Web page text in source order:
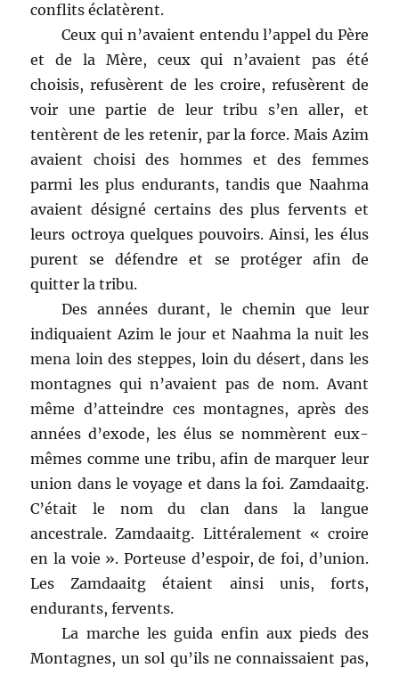
conflits éclatèrent.
Ceux qui n’avaient entendu l’appel du Père
et de la Mère, ceux qui n’avaient pas été
choisis, refusèrent de les croire, refusèrent de
voir une partie de leur tribu s’en aller, et
tentèrent de les retenir, par la force. Mais Azim
avaient choisi des hommes et des femmes
parmi les plus endurants, tandis que Naahma
avaient désigné certains des plus fervents et
leurs octroya quelques pouvoirs. Ainsi, les élus
purent se défendre et se protéger afin de
quitter la tribu.
Des années durant, le chemin que leur
indiquaient Azim le jour et Naahma la nuit les
mena loin des steppes, loin du désert, dans les
montagnes qui n’avaient pas de nom. Avant
même d’atteindre ces montagnes, après des
années d’exode, les élus se nommèrent eux-
mêmes comme une tribu, afin de marquer leur
union dans le voyage et dans la foi. Zamdaaitg.
C’était le nom du clan dans la langue
ancestrale. Zamdaaitg. Littéralement « croire
en la voie ». Porteuse d’espoir, de foi, d’union.
Les Zamdaaitg étaient ainsi unis, forts,
endurants, fervents.
La marche les guida enfin aux pieds des
Montagnes, un sol qu’ils ne connaissaient pas,